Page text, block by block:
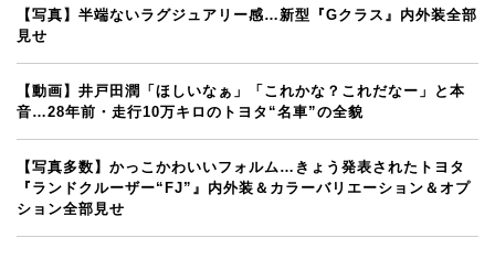
【写真】半端ないラグジュアリー感…新型『Gクラス』内外装全部
見せ
【動画】井戸田潤「ほしいなぁ」「これかな？これだなー」と本
音…28年前・走行10万キロのトヨタ“名車”の全貌
【写真多数】かっこかわいいフォルム…きょう発表されたトヨタ
『ランドクルーザー“FJ”』内外装＆カラーバリエーション＆オプ
ション全部見せ